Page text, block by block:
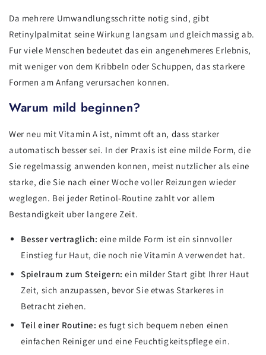
Da mehrere Umwandlungsschritte notig sind, gibt
Retinylpalmitat seine Wirkung langsam und gleichmassig ab.
Fur viele Menschen bedeutet das ein angenehmeres Erlebnis,
mit weniger von dem Kribbeln oder Schuppen, das starkere
Formen am Anfang verursachen konnen.
Warum mild beginnen?
Wer neu mit Vitamin A ist, nimmt oft an, dass starker
automatisch besser sei. In der Praxis ist eine milde Form, die
Sie regelmassig anwenden konnen, meist nutzlicher als eine
starke, die Sie nach einer Woche voller Reizungen wieder
weglegen. Bei jeder Retinol-Routine zahlt vor allem
Bestandigkeit uber langere Zeit.
Besser vertraglich: eine milde Form ist ein sinnvoller
Einstieg fur Haut, die noch nie Vitamin A verwendet hat.
Spielraum zum Steigern: ein milder Start gibt Ihrer Haut
Zeit, sich anzupassen, bevor Sie etwas Starkeres in
Betracht ziehen.
Teil einer Routine: es fugt sich bequem neben einen
einfachen Reiniger und eine Feuchtigkeitspflege ein.